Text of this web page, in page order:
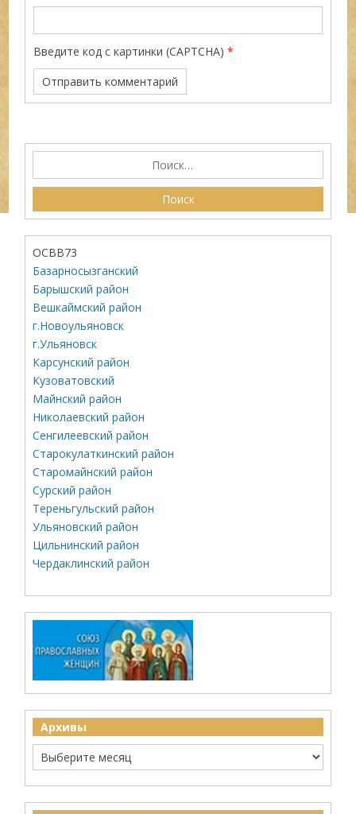
Введите код с картинки (CAPTCHA) *
ОСВВ73
Базарносызганский
Барышский район
Вешкаймский район
г.Новоульяновск
г.Ульяновск
Карсунский район
Кузоватовский
Майнский район
Николаевский район
Сенгилеевский район
Старокулаткинский район
Старомайнский район
Сурский район
Тереньгульский район
Ульяновский район
Цильнинский район
Чердаклинский район
Архивы